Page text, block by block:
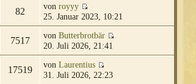
82 von royyy
25. Januar 2023, 10:21
7517 von Butterbrotbär
20. Juli 2026, 21:41
17519 von Laurentius
31. Juli 2026, 22:23